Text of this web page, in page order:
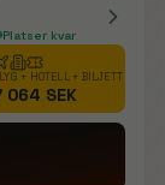
Platser kvar
+ HOTELL + BILJETT
064 SEK